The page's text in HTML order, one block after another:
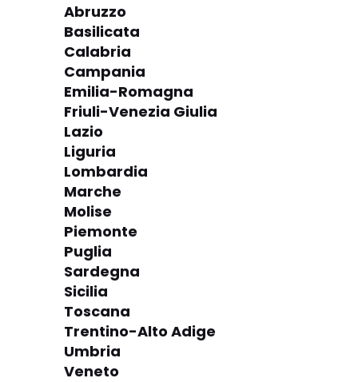
Abruzzo
Basilicata
Calabria
Campania
Emilia-Romagna
Friuli-Venezia Giulia
Lazio
Liguria
Lombardia
Marche
Molise
Piemonte
Puglia
Sardegna
Sicilia
Toscana
Trentino-Alto Adige
Umbria
Veneto